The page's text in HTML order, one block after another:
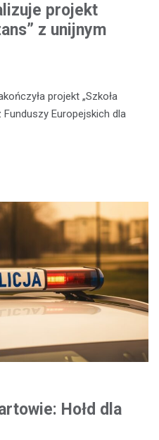
projekt
z unijnym
projekt „Szkoła
Europejskich dla
Hołd dla